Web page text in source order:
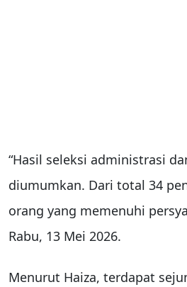
“Hasil seleksi administrasi
diumumkan. Dari total 34
orang yang memenuhi
Rabu, 13 Mei 2026.
Menurut Haiza, terdapat